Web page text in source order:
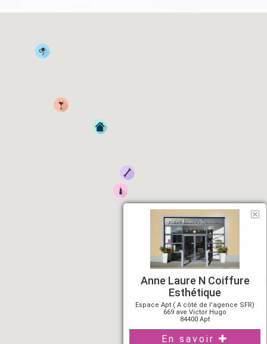
Anne Laure N Coiffure
Esthétique
Espace Apt ( A côté de l'agence SFR)
669 ave Victor Hugo
84400 Apt
En savoir